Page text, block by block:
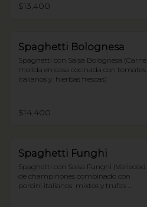
$13.400
Spaghetti Bolognesa
Spaghetti con Salsa Bolognesa (Carne
molida en casa cocinada con tomates
italianos y  hierbas frescas)
$14.400
Spaghetti Funghi
Spaghetti con Salsa Funghi (Variedad
de champiñones combinado con
porcini italianos  mixtos y trufas